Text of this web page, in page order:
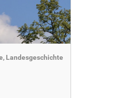
Landesgeschichte